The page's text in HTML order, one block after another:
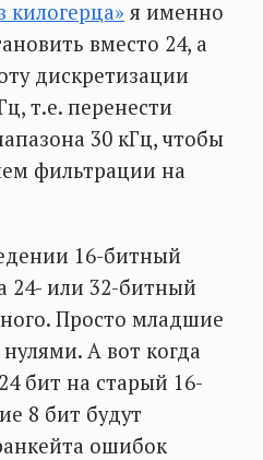
килогерца» я именно
вместо 24, а
дискретизации
т.е. перенести
30 кГц, чтобы
фильтрации на
16-битный
24- или 32-битный
Просто младшие
А вот когда
бит на старый 16-
8 бит будут
ошибок